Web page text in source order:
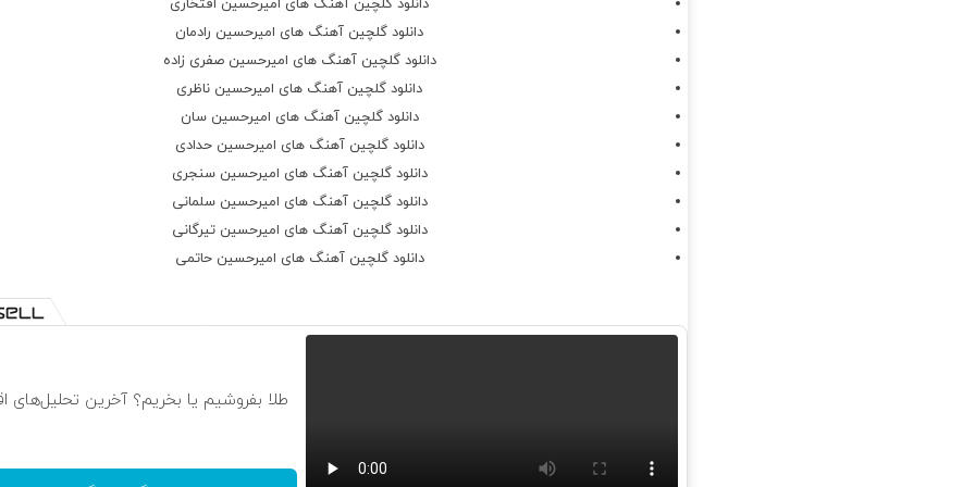
دانلود گلچین آهنگ های امیرحسین افتخاری
دانلود گلچین آهنگ های امیرحسین رادمان
دانلود گلچین آهنگ های امیرحسین صفری زاده
دانلود گلچین آهنگ های امیرحسین ناظری
دانلود گلچین آهنگ های امیرحسین سان
دانلود گلچین آهنگ های امیرحسین حدادی
دانلود گلچین آهنگ های امیرحسین سنجری
دانلود گلچین آهنگ های امیرحسین سلمانی
دانلود گلچین آهنگ های امیرحسین تیرگانی
دانلود گلچین آهنگ های امیرحسین حاتمی
طلا بفروشیم یا بخریم؟ آخرین تحلیل‌های